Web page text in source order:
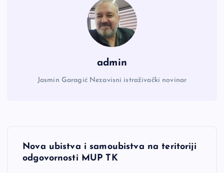
admin
Jasmin Garagić Nezavisni istraživački novinar
NNova ubistva i samoubistva na teritoriji
odgovornosti MUP TK